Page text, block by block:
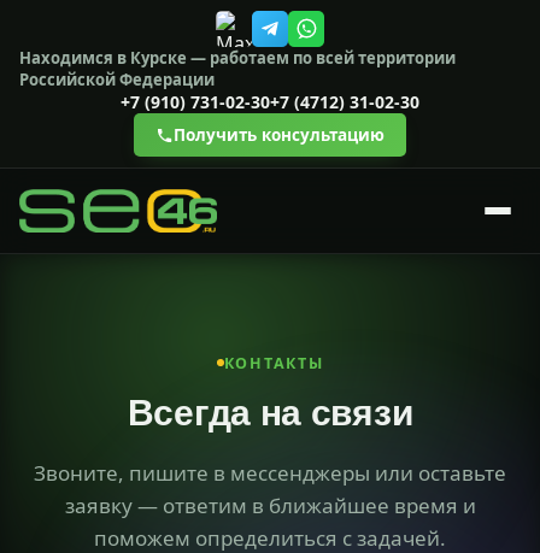
Находимся в Курске — работаем по всей территории
Российской Федерации
+7 (910) 731-02-30+7 (4712) 31-02-30
Получить консультацию
КОНТАКТЫ
Всегда на связи
Звоните, пишите в мессенджеры или оставьте
заявку — ответим в ближайшее время и
поможем определиться с задачей.